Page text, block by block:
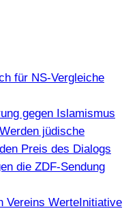
für NS-Vergleiche
gegen Islamismus
jüdische
Preis des Dialogs
die ZDF-Sendung
Vereins WerteInitiative